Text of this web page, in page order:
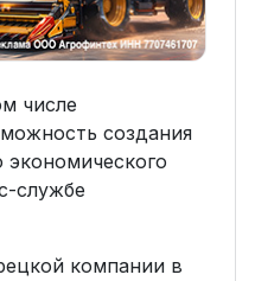
числе
создания
экономического
службе
компании в